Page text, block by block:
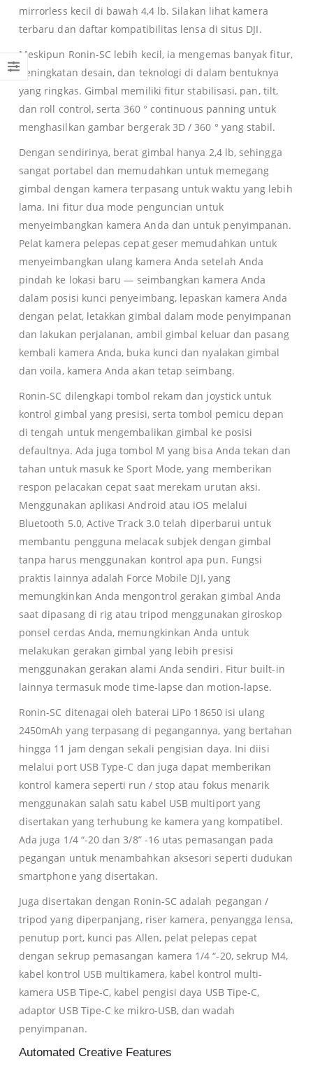
mirrorless kecil di bawah 4,4 lb. Silakan lihat kamera
terbaru dan daftar kompatibilitas lensa di situs DJI.
Meskipun Ronin-SC lebih kecil, ia mengemas banyak fitur,
peningkatan desain, dan teknologi di dalam bentuknya
yang ringkas. Gimbal memiliki fitur stabilisasi, pan, tilt,
dan roll control, serta 360 ° continuous panning untuk
menghasilkan gambar bergerak 3D / 360 ° yang stabil.
Dengan sendirinya, berat gimbal hanya 2,4 lb, sehingga
sangat portabel dan memudahkan untuk memegang
gimbal dengan kamera terpasang untuk waktu yang lebih
lama. Ini fitur dua mode penguncian untuk
menyeimbangkan kamera Anda dan untuk penyimpanan.
Pelat kamera pelepas cepat geser memudahkan untuk
menyeimbangkan ulang kamera Anda setelah Anda
pindah ke lokasi baru — seimbangkan kamera Anda
dalam posisi kunci penyeimbang, lepaskan kamera Anda
dengan pelat, letakkan gimbal dalam mode penyimpanan
dan lakukan perjalanan, ambil gimbal keluar dan pasang
kembali kamera Anda, buka kunci dan nyalakan gimbal
dan voila, kamera Anda akan tetap seimbang.
Ronin-SC dilengkapi tombol rekam dan joystick untuk
kontrol gimbal yang presisi, serta tombol pemicu depan
di tengah untuk mengembalikan gimbal ke posisi
defaultnya. Ada juga tombol M yang bisa Anda tekan dan
tahan untuk masuk ke Sport Mode, yang memberikan
respon pelacakan cepat saat merekam urutan aksi.
Menggunakan aplikasi Android atau iOS melalui
Bluetooth 5.0, Active Track 3.0 telah diperbarui untuk
membantu pengguna melacak subjek dengan gimbal
tanpa harus menggunakan kontrol apa pun. Fungsi
praktis lainnya adalah Force Mobile DJI, yang
memungkinkan Anda mengontrol gerakan gimbal Anda
saat dipasang di rig atau tripod menggunakan giroskop
ponsel cerdas Anda, memungkinkan Anda untuk
melakukan gerakan gimbal yang lebih presisi
menggunakan gerakan alami Anda sendiri. Fitur built-in
lainnya termasuk mode time-lapse dan motion-lapse.
Ronin-SC ditenagai oleh baterai LiPo 18650 isi ulang
2450mAh yang terpasang di pegangannya, yang bertahan
hingga 11 jam dengan sekali pengisian daya. Ini diisi
melalui port USB Type-C dan juga dapat memberikan
kontrol kamera seperti run / stop atau fokus menarik
menggunakan salah satu kabel USB multiport yang
disertakan yang terhubung ke kamera yang kompatibel.
Ada juga 1/4 “-20 dan 3/8” -16 utas pemasangan pada
pegangan untuk menambahkan aksesori seperti dudukan
smartphone yang disertakan.
Juga disertakan dengan Ronin-SC adalah pegangan /
tripod yang diperpanjang, riser kamera, penyangga lensa,
penutup port, kunci pas Allen, pelat pelepas cepat
dengan sekrup pemasangan kamera 1/4 “-20, sekrup M4,
kabel kontrol USB multikamera, kabel kontrol multi-
kamera USB Tipe-C, kabel pengisi daya USB Tipe-C,
adaptor USB Tipe-C ke mikro-USB, dan wadah
penyimpanan.
Automated Creative Features